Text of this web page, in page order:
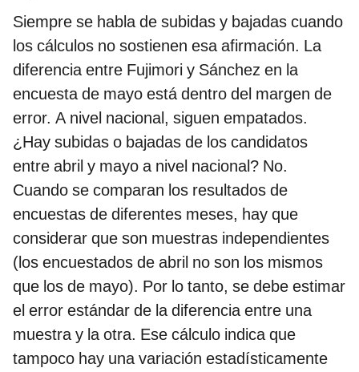
Siempre se habla de subidas y bajadas cuando
los cálculos no sostienen esa afirmación. La
diferencia entre Fujimori y Sánchez en la
encuesta de mayo está dentro del margen de
error. A nivel nacional, siguen empatados.
¿Hay subidas o bajadas de los candidatos
entre abril y mayo a nivel nacional? No.
Cuando se comparan los resultados de
encuestas de diferentes meses, hay que
considerar que son muestras independientes
(los encuestados de abril no son los mismos
que los de mayo). Por lo tanto, se debe estimar
el error estándar de la diferencia entre una
muestra y la otra. Ese cálculo indica que
tampoco hay una variación estadísticamente